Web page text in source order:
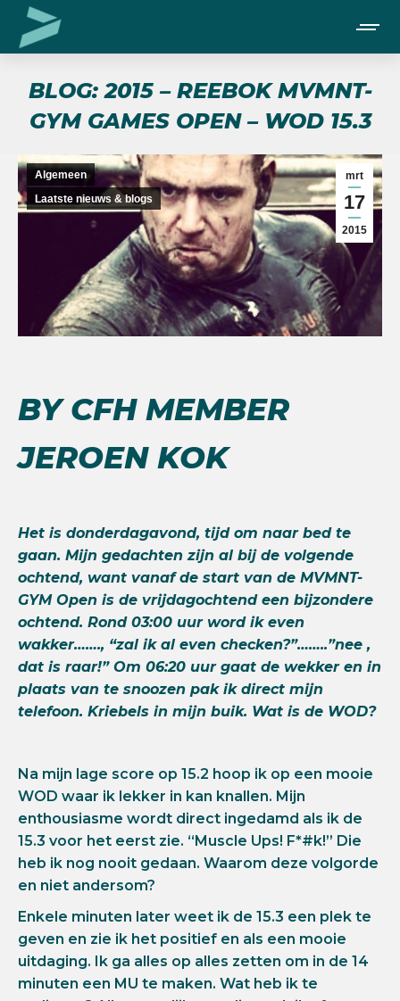
BLOG: 2015 – REEBOK MVMNT-
GYM GAMES OPEN – WOD 15.3
mrt
17
2015
Algemeen
Laatste nieuws & blogs
BY CFH MEMBER
JEROEN KOK
Het is donderdagavond, tijd om naar bed te
gaan. Mijn gedachten zijn al bij de volgende
ochtend, want vanaf de start van de MVMNT-
GYM Open is de vrijdagochtend een bijzondere
ochtend. Rond 03:00 uur word ik even
wakker……., “zal ik al even checken?”……..”nee ,
dat is raar!” Om 06:20 uur gaat de wekker en in
plaats van te snoozen pak ik direct mijn
telefoon. Kriebels in mijn buik. Wat is de WOD?
Na mijn lage score op 15.2 hoop ik op een mooie
WOD waar ik lekker in kan knallen. Mijn
enthousiasme wordt direct ingedamd als ik de
15.3 voor het eerst zie. “Muscle Ups! F*#k!” Die
heb ik nog nooit gedaan. Waarom deze volgorde
en niet andersom?
Enkele minuten later weet ik de 15.3 een plek te
geven en zie ik het positief en als een mooie
uitdaging. Ik ga alles op alles zetten om in de 14
minuten een MU te maken. Wat heb ik te